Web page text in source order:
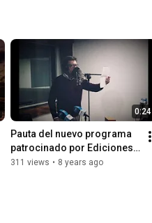
0:24
Pauta del nuevo programa
patrocinado por Ediciones
Atlantis, Planetas y
311 views • 8 years ago